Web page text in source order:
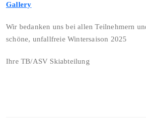
Gallery
Wir bedanken uns bei allen Teilnehmern
schöne, unfallfreie Wintersaison 2025
Ihre TB/ASV Skiabteilung